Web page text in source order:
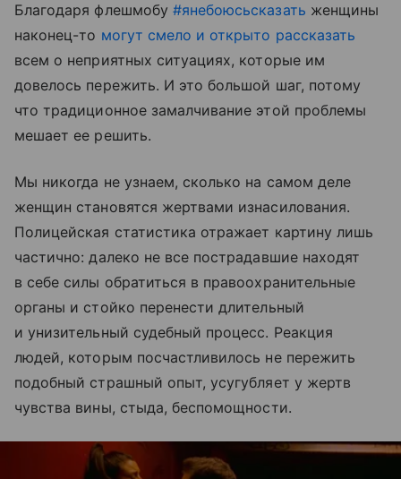
Благодаря флешмобу #янебоюсьсказать женщины
наконец-то могут смело и открыто рассказать
всем о неприятных ситуациях, которые им
довелось пережить. И это большой шаг, потому
что традиционное замалчивание этой проблемы
мешает ее решить.
Мы никогда не узнаем, сколько на самом деле
женщин становятся жертвами изнасилования.
Полицейская статистика отражает картину лишь
частично: далеко не все пострадавшие находят
в себе силы обратиться в правоохранительные
органы и стойко перенести длительный
и унизительный судебный процесс. Реакция
людей, которым посчастливилось не пережить
подобный страшный опыт, усугубляет у жертв
чувства вины, стыда, беспомощности.